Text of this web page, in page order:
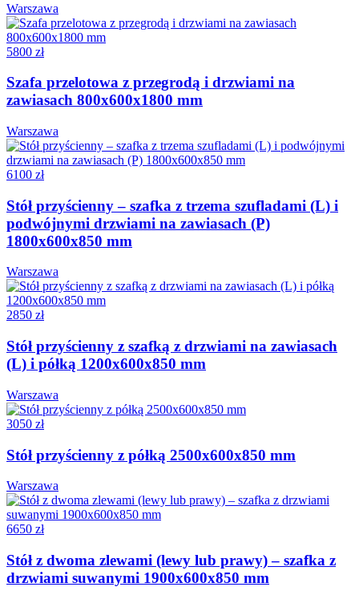
Warszawa
5800 zł
Szafa przelotowa z przegrodą i drzwiami na
zawiasach 800x600x1800 mm
Warszawa
6100 zł
Stół przyścienny – szafka z trzema szufladami (L) i
podwójnymi drzwiami na zawiasach (P)
1800x600x850 mm
Warszawa
2850 zł
Stół przyścienny z szafką z drzwiami na zawiasach
(L) i półką 1200x600x850 mm
Warszawa
3050 zł
Stół przyścienny z półką 2500x600x850 mm
Warszawa
6650 zł
Stół z dwoma zlewami (lewy lub prawy) – szafka z
drzwiami suwanymi 1900x600x850 mm